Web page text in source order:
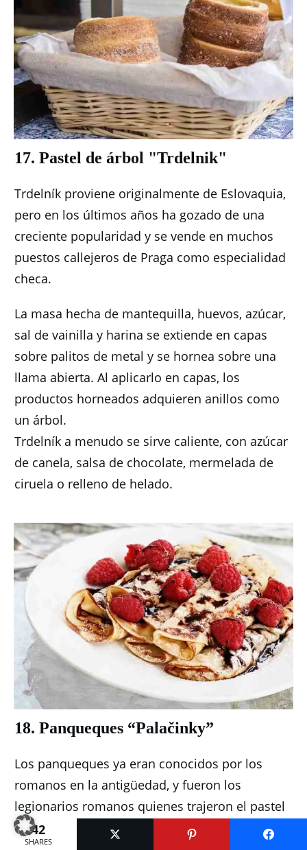
17. Pastel de árbol "Trdelnik"
Trdelník proviene originalmente de Eslovaquia,
pero en los últimos años ha gozado de una
creciente popularidad y se vende en muchos
puestos callejeros de Praga como especialidad
checa.
La masa hecha de mantequilla, huevos, azúcar,
sal de vainilla y harina se extiende en capas
sobre palitos de metal y se hornea sobre una
llama abierta. Al aplicarlo en capas, los
productos horneados adquieren anillos como
un árbol.
Trdelník a menudo se sirve caliente, con azúcar
de canela, salsa de chocolate, mermelada de
ciruela o relleno de helado.
18. Panqueques “Palačinky”
Los panqueques ya eran conocidos por los
romanos en la antigüedad, y fueron los
legionarios romanos quienes trajeron el pastel
a Europa.
42
SHARES